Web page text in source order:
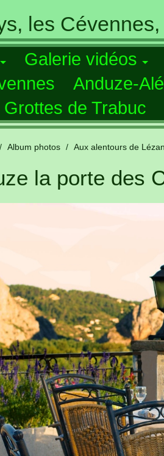
les
Galerie vidéos
Anduze-
Grottes de Trabuc
/ Album photos / Aux alentours de Lézan
la porte des